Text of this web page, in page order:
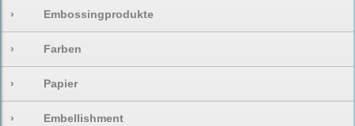
› Embossingprodukte
› Farben
› Papier
› Embellishment